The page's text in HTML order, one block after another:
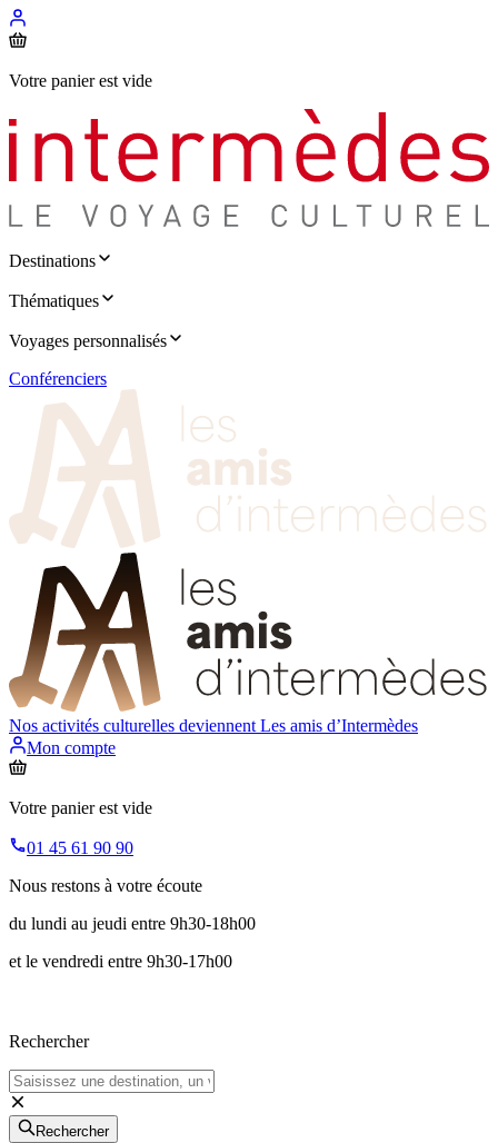
Votre panier est vide
Destinations
Thématiques
Voyages personnalisés
Conférenciers
Nos activités culturelles deviennent Les amis d’Intermèdes
Mon compte
Votre panier est vide
01 45 61 90 90
Nous restons à votre écoute
du lundi au jeudi entre 9h30-18h00
et le vendredi entre 9h30-17h00
Rechercher
Rechercher